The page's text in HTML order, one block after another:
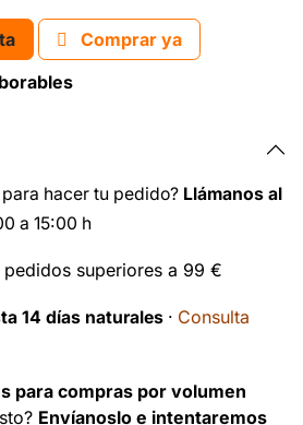
Comprar ya
hacer tu pedido? Llámanos al
a 15:00 h
pedidos superiores a 99 €
14 días naturales · Consulta
para compras por volumen
Envíanoslo e intentaremos